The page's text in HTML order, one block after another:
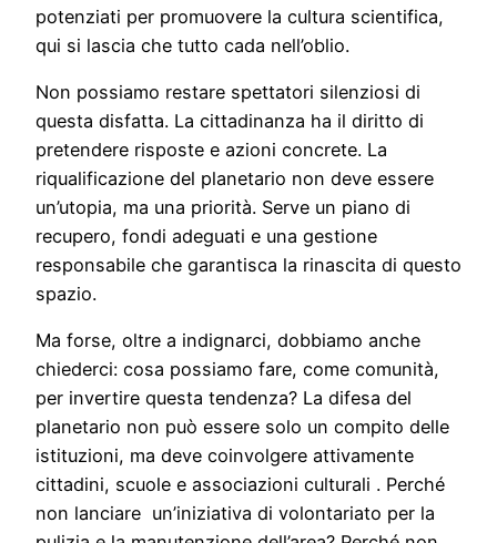
potenziati per promuovere la cultura scientifica,
qui si lascia che tutto cada nell’oblio.
Non possiamo restare spettatori silenziosi di
questa disfatta. La cittadinanza ha il diritto di
pretendere risposte e azioni concrete. La
riqualificazione del planetario non deve essere
un’utopia, ma una priorità. Serve un piano di
recupero, fondi adeguati e una gestione
responsabile che garantisca la rinascita di questo
spazio.
Ma forse, oltre a indignarci, dobbiamo anche
chiederci: cosa possiamo fare, come comunità,
per invertire questa tendenza? La difesa del
planetario non può essere solo un compito delle
istituzioni, ma deve coinvolgere attivamente
cittadini, scuole e associazioni culturali . Perché
non lanciare un’iniziativa di volontariato per la